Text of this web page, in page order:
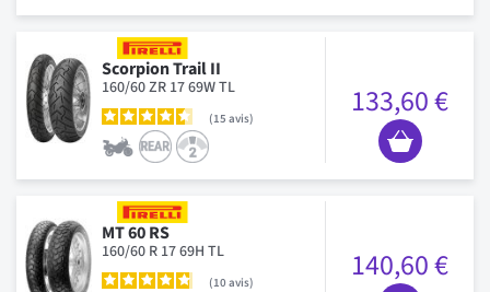
Scorpion Trail II
160/60 ZR 17 69W TL
15 avis 133,60 €
MT 60 RS
160/60 R 17 69H TL
10avis 140,60 €